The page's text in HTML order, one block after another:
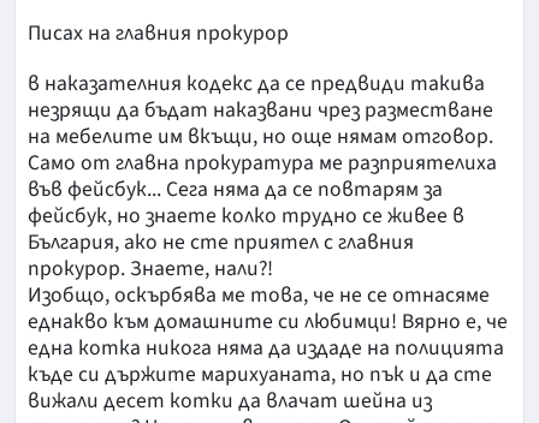
Писах на главния прокурор
в наказателния кодекс да се предвиди такива
незрящи да бъдат наказвани чрез разместване
на мебелите им вкъщи, но още нямам отговор.
Само от главна прокуратура ме разприятелиха
във фейсбук... Сега няма да се повтарям за
фейсбук, но знаете колко трудно се живее в
България, ако не сте приятел с главния
прокурор. Знаете, нали?!
Изобщо, оскърбява ме това, че не се отнасяме
еднакво към домашните си любимци! Вярно е, че
една котка никога няма да издаде на полицията
къде си държите марихуаната, но пък и да сте
вижали десет котки да влачат шейна из